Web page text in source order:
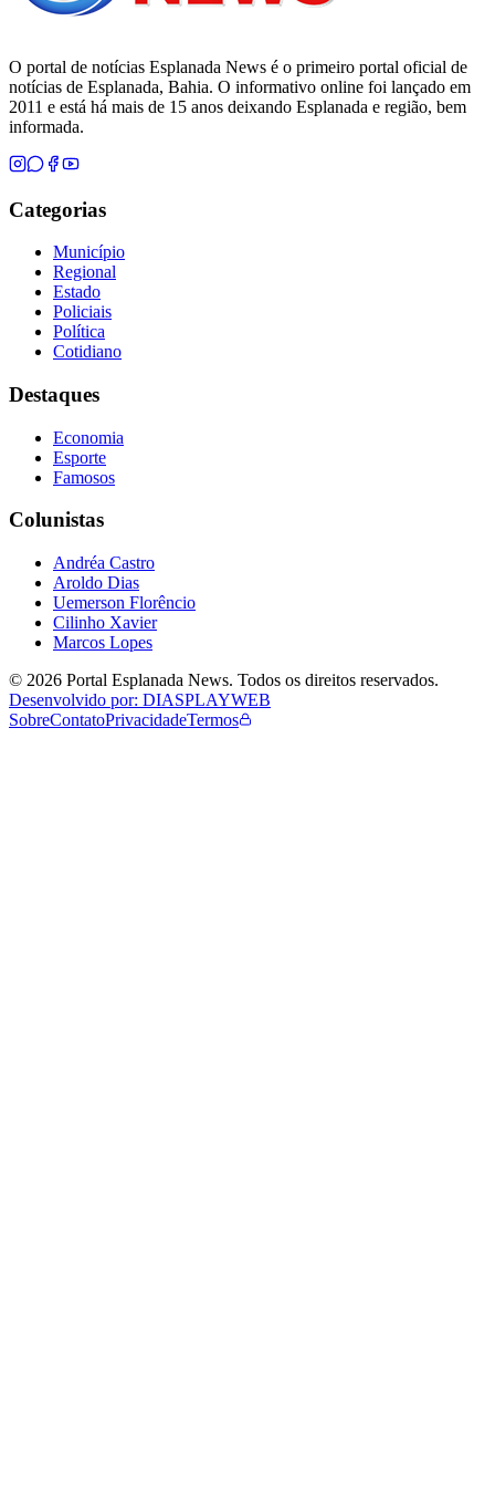
O portal de notícias Esplanada News é o primeiro portal oficial de
notícias de Esplanada, Bahia. O informativo online foi lançado em
2011 e está há mais de 15 anos deixando Esplanada e região, bem
informada.
Categorias
Município
Regional
Estado
Policiais
Política
Cotidiano
Destaques
Economia
Esporte
Famosos
Colunistas
Andréa Castro
Aroldo Dias
Uemerson Florêncio
Cilinho Xavier
Marcos Lopes
© 2026 Portal Esplanada News. Todos os direitos reservados.
Desenvolvido por: DIASPLAYWEB
SobreContatoPrivacidadeTermos